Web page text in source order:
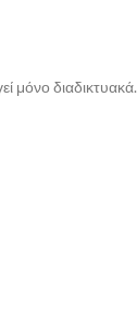
μόνο διαδικτυακά.